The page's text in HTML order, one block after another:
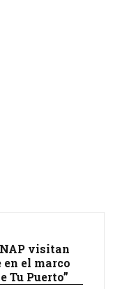
visitan
en el marco
Tu Puerto”